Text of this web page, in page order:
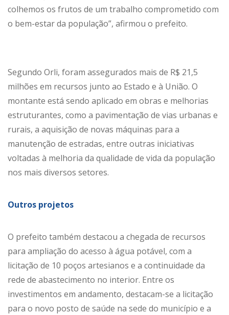
colhemos os frutos de um trabalho comprometido com
o bem-estar da população”, afirmou o prefeito.
Segundo Orli, foram assegurados mais de R$ 21,5
milhões em recursos junto ao Estado e à União. O
montante está sendo aplicado em obras e melhorias
estruturantes, como a pavimentação de vias urbanas e
rurais, a aquisição de novas máquinas para a
manutenção de estradas, entre outras iniciativas
voltadas à melhoria da qualidade de vida da população
nos mais diversos setores.
Outros projetos
O prefeito também destacou a chegada de recursos
para ampliação do acesso à água potável, com a
licitação de 10 poços artesianos e a continuidade da
rede de abastecimento no interior. Entre os
investimentos em andamento, destacam-se a licitação
para o novo posto de saúde na sede do município e a